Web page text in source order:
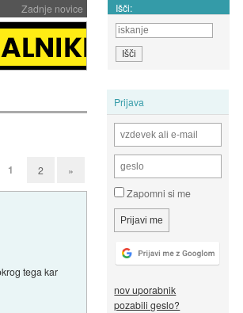
Zadnje novice Išči:
Prijava
Zapomni si me
nov uporabnik
pozabili geslo?
1 2 »
tega kar